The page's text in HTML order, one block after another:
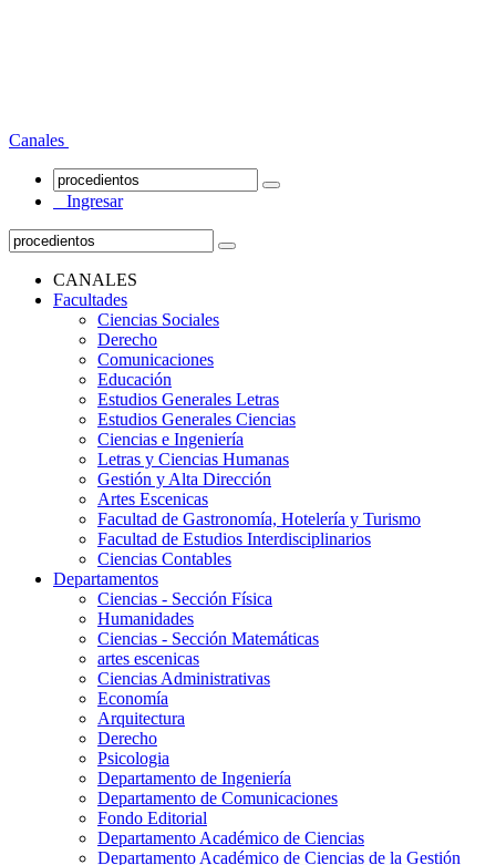
Canales
Ingresar
CANALES
Facultades
Ciencias Sociales
Derecho
Comunicaciones
Educación
Estudios Generales Letras
Estudios Generales Ciencias
Ciencias e Ingeniería
Letras y Ciencias Humanas
Gestión y Alta Dirección
Artes Escenicas
Facultad de Gastronomía, Hotelería y Turismo
Facultad de Estudios Interdisciplinarios
Ciencias Contables
Departamentos
Ciencias - Sección Física
Humanidades
Ciencias - Sección Matemáticas
artes escenicas
Ciencias Administrativas
Economía
Arquitectura
Derecho
Psicologia
Departamento de Ingeniería
Departamento de Comunicaciones
Fondo Editorial
Departamento Académico de Ciencias
Departamento Académico de Ciencias de la Gestión